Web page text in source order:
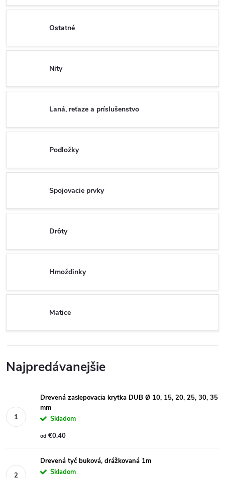
Ostatné
Nity
Laná, reťaze a príslušenstvo
Podložky
Spojovacie prvky
Drôty
Hmoždinky
Matice
Najpredávanejšie
Drevená zaslepovacia krytka DUB Ø 10, 15, 20, 25, 30, 35
mm
Skladom
od €0,40
Drevená tyč buková, drážkovaná 1m
Skladom